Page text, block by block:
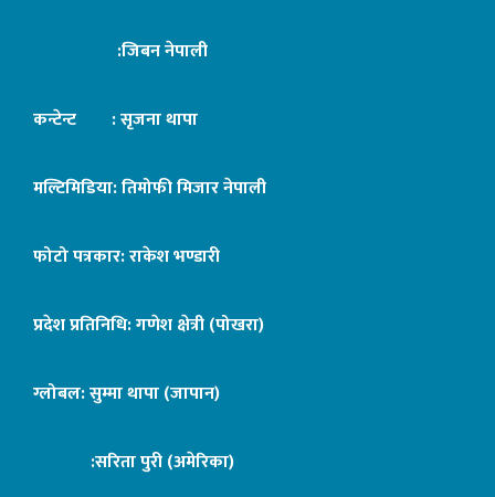
:जिबन नेपाली
कन्टेन्ट : सृजना थापा
मल्टिमिडिया: तिमोफी मिजार नेपाली
फोटो पत्रकार: राकेश भण्डारी
प्रदेश प्रतिनिधि: गणेश क्षेत्री (पोखरा)
ग्लोबल: सुम्मा थापा (जापान)
:सरिता पुरी (अमेरिका)